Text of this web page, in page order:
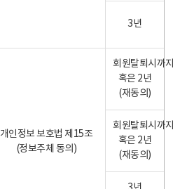
3년
개인정보 보호법 제15조
(정보주체 동의)
회원탈퇴시까
혹은 2년
(재동의)
회원탈퇴시까
혹은 2년
(재동의)